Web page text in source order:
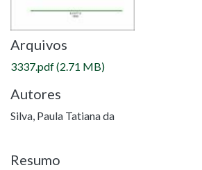
Arquivos
3337.pdf(2.71 MB)
Autores
Silva, Paula Tatiana da
Resumo